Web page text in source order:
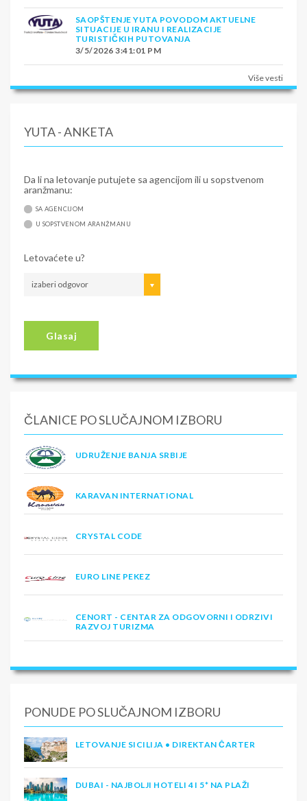
SAOPŠTENJE YUTA POVODOM AKTUELNE
SITUACIJE U IRANU I REALIZACIJE
TURISTIČKIH PUTOVANJA
3/5/2026 3:41:01 PM
Više vesti
YUTA - ANKETA
Da li na letovanje putujete sa agencijom ili u sopstvenom
aranžmanu:
SA AGENCIJOM
U SOPSTVENOM ARANŽMANU
Letovaćete u?
izaberi odgovor
Glasaj
ČLANICE PO SLUČAJNOM IZBORU
UDRUŽENJE BANJA SRBIJE
KARAVAN INTERNATIONAL
CRYSTAL CODE
EURO LINE PEKEZ
CENORT - CENTAR ZA ODGOVORNI I ODRZIVI
RAZVOJ TURIZMA
PONUDE PO SLUČAJNOM IZBORU
LETOVANJE SICILIJA • DIREKTAN ČARTER
DUBAI - NAJBOLJI HOTELI 4 I 5* NA PLAŽI